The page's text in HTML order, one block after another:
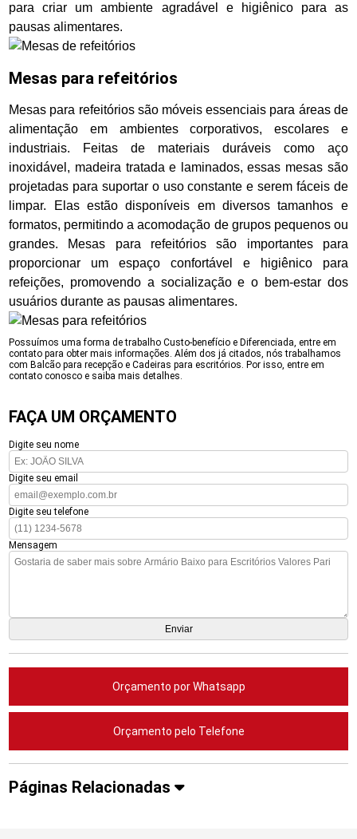
para criar um ambiente agradável e higiênico para as
pausas alimentares.
Mesas para refeitórios
Mesas para refeitórios são móveis essenciais para áreas de
alimentação em ambientes corporativos, escolares e
industriais. Feitas de materiais duráveis como aço
inoxidável, madeira tratada e laminados, essas mesas são
projetadas para suportar o uso constante e serem fáceis de
limpar. Elas estão disponíveis em diversos tamanhos e
formatos, permitindo a acomodação de grupos pequenos ou
grandes. Mesas para refeitórios são importantes para
proporcionar um espaço confortável e higiênico para
refeições, promovendo a socialização e o bem-estar dos
usuários durante as pausas alimentares.
Possuímos uma forma de trabalho Custo-benefício e Diferenciada, entre em
contato para obter mais informações. Além dos já citados, nós trabalhamos
com Balcão para recepção e Cadeiras para escritórios. Por isso, entre em
contato conosco e saiba mais detalhes.
FAÇA UM ORÇAMENTO
Digite seu nome
Digite seu email
Digite seu telefone
Mensagem
Orçamento por Whatsapp
Orçamento pelo Telefone
Páginas Relacionadas